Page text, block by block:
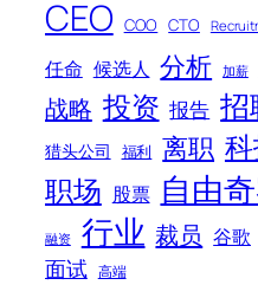
CEO COO CTO
任命 候选人 分析 加薪
战略 投资 报告 招
猎头公司 福利 离职
职场 股票 自由
融资 行业 裁员 谷歌
面试 高端